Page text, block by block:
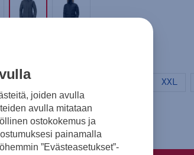
XXL
joiden avulla
avulla mitataan
ostokokemus ja
painamalla
”Evästeasetukset”-